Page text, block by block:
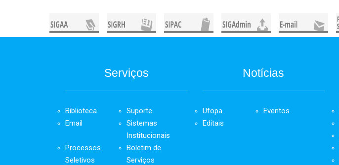
Serviços
Biblioteca
Suporte
Email
Sistemas
Institucionais
Processos
Seletivos
Boletim de
Serviços
Notícias
Ufopa
Eventos
Editais